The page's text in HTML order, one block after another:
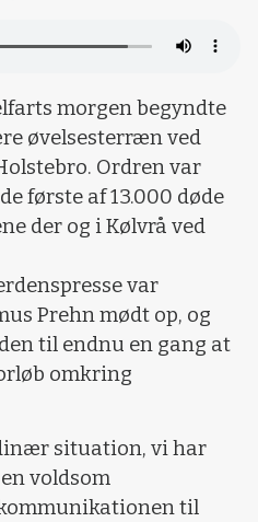
morgen begyndte
øvelsesterræn ved
Ordren var
første af 13.000 døde
der og i Kølvrå ved
var
Prehn mødt op, og
til endnu en gang at
omkring
situation, vi har
voldsom
til